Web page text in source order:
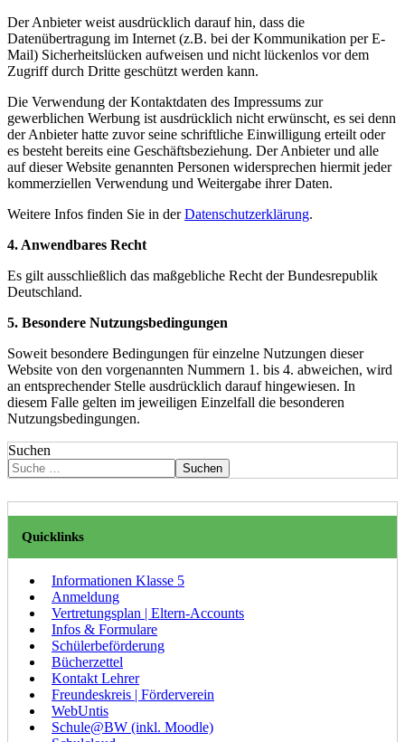
Der Anbieter weist ausdrücklich darauf hin, dass die
Datenübertragung im Internet (z.B. bei der Kommunikation per E-
Mail) Sicherheitslücken aufweisen und nicht lückenlos vor dem
Zugriff durch Dritte geschützt werden kann.
Die Verwendung der Kontaktdaten des Impressums zur
gewerblichen Werbung ist ausdrücklich nicht erwünscht, es sei denn
der Anbieter hatte zuvor seine schriftliche Einwilligung erteilt oder
es besteht bereits eine Geschäftsbeziehung. Der Anbieter und alle
auf dieser Website genannten Personen widersprechen hiermit jeder
kommerziellen Verwendung und Weitergabe ihrer Daten.
Weitere Infos finden Sie in derDatenschutzerklärung.
4. Anwendbares Recht
Es gilt ausschließlich das maßgebliche Recht der Bundesrepublik
Deutschland.
5. Besondere Nutzungsbedingungen
Soweit besondere Bedingungen für einzelne Nutzungen dieser
Website von den vorgenannten Nummern 1. bis 4. abweichen, wird
an entsprechender Stelle ausdrücklich darauf hingewiesen. In
diesem Falle gelten im jeweiligen Einzelfall die besonderen
Nutzungsbedingungen.
Suchen
Suchen
Quicklinks
Informationen Klasse 5
Anmeldung
Vertretungsplan | Eltern-Accounts
Infos & Formulare
Schülerbeförderung
Bücherzettel
Kontakt Lehrer
Freundeskreis | Förderverein
WebUntis
Schule@BW (inkl. Moodle)